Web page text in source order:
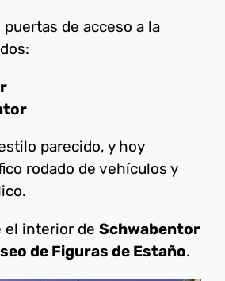
de acceso a la
parecido, y hoy
rodado de vehículos y
el interior de Schwabentor
de Figuras de Estaño.